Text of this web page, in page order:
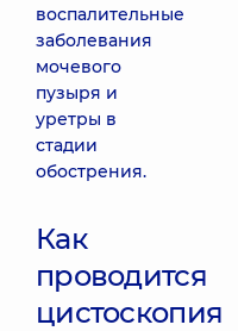
воспалительные
заболевания
мочевого
пузыря и
уретры в
стадии
обострения.
Как
проводится
цистоскопия